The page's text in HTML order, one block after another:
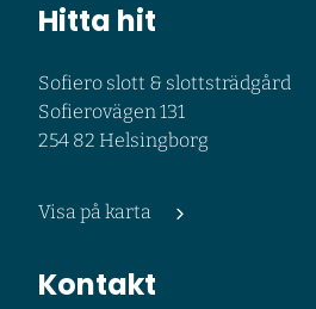
Hitta hit
Sofiero slott & slottsträdgård
Sofierovägen 131
254 82 Helsingborg
Visa på karta
Kontakt